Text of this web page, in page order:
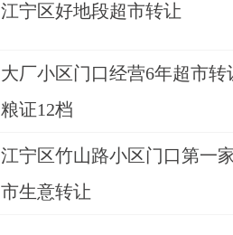
江宁区好地段超市转让
大厂小区门口经营6年超市转
粮证12档
江宁区竹山路小区门口第一
市生意转让